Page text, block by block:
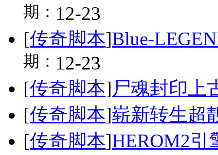
期： 12-23
[传奇脚本]Blue-
期： 12-23
[传奇脚本]尸魂封印上
[传奇脚本]崭新转生超
[传奇脚本]HEROM2引